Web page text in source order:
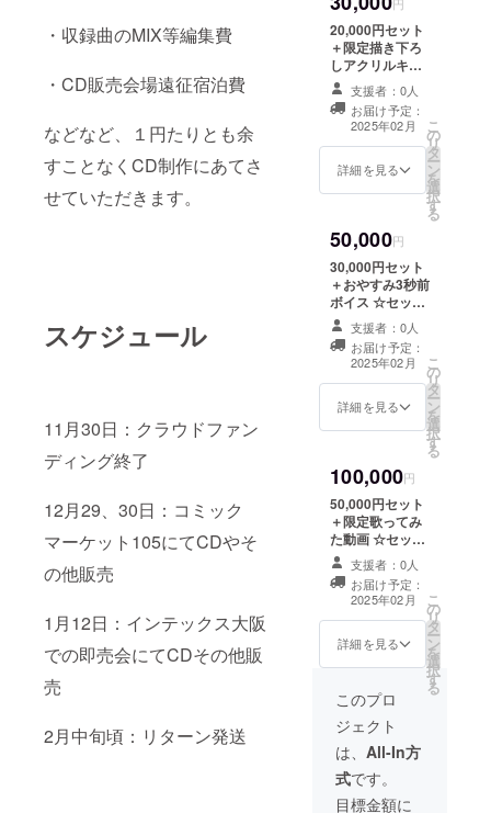
・収録曲のMIX等編集費
・CD販売会場遠征宿泊費
などなど、１円たりとも余
すことなくCD制作にあてさ
せていただきます。
スケジュール
11月30日：クラウドファン
ディング終了
12月29、30日：コミック
マーケット105にてCDやそ
の他販売
1月12日：インテックス大阪
での即売会にてCDその他販
売
2月中旬頃：リターン発送
カード：郵送 限
定描き下ろし缶
バッジ：郵送
直径56〜57mm
mp3形式、png
形式のものは
メールにファイ
ルを添付しま
す。 ※備考欄に
呼んでほしいお
名前をご記載く
20,000円セット
＋限定描き下ろ
しアクリルキー
ホルダー ☆セッ
ト内容☆ お名前
呼びありがとう
ボイス：mp3
収録時間２〜３
分程度 限定描き
png 限定描き下
ろしポストカー
ド：郵送 限定描
き下ろし缶バッ
ジ：郵送 直径
56〜57mm 限定
描き下ろしアク
リルキーホル
ダー：郵送
W50×H60×厚さ
3mm程度、ボー
ルチェーン mp3
のものはメール
にファイルを添
付します。 ※備
考欄に呼んでほ
しいお名前をご
記載ください。
支援者：0人
お届け予定：
2025年02月
詳細を見る
こ
の
リ
タ
ー
ン
を
選
択
す
る
50,000円
30,000円セット
＋おやすみ3秒前
ボイス ☆セット
内容☆ お名前呼
びありがとうボ
イス：mp3 収
録時間2〜3分程
度 限定描き下ろ
しアイコン：
ポストカード：
郵送 限定描き下
ろし缶バッジ：
郵送 直径56〜
57mm 限定描き
下ろしアクリル
キーホルダー：
郵送
W50×H60×厚さ
3mm程度、ボー
ルチェーン おや
すみ3秒前ボイ
時間6〜8分程度
mp3形式、png
形式のものは
メールにファイ
ルを添付しま
す。 ※備考欄に
支援者：0人
お届け予定：
2025年02月
詳細を見る
こ
の
リ
タ
ー
ン
を
選
択
す
る
100,000円
50,000円セット
＋限定歌ってみ
た動画 ☆セット
内容☆ お名前呼
びありがとうボ
イス：mp3 収
録時間2〜3分程
度 限定描き下ろ
しアイコン：
限定描き下ろし
ポストカード：
郵送 限定描き下
ろし缶バッジ：
郵送 直径56〜
57mm 限定描き
下ろしアクリル
支援者：0人
お届け予定：
2025年02月
詳細を見る
こ
の
リ
タ
ー
ン
を
選
択
す
る
このプロ
ジェクト
は、 All-In方
式です。
目標金額に